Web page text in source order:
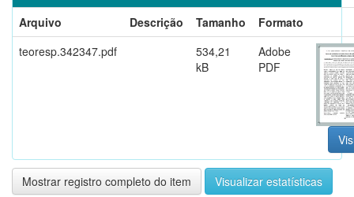
Arquivo
Descrição Tamanho
Formato
teoresp.342347.pdf
534,21
kB
Adobe
PDF
Mostrar registro completo do item Visualizar estatísticas